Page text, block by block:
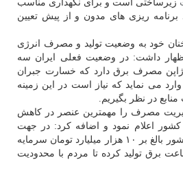
زیرساختی است و برای نگهداری مناسب
ریزی های مدون و از پیش تعیین
خود به وضعیت تولید و مصرف انرژی
داشت: در وضعیت فعلی ایران سه
دنیا و ۱۴ برابر ژاپن مصرف برق دارد كه خسارت جبران
وارد می نماید كه نیاز است در این زمینه
در نظر بگیریم.
مصرف را مهمترین عنصر در كاهش
اعلام نمود و اضافه كرد: در جهت
تامین برق در پیك بار در كشور بالغ بر ۱۰ هزار میلیارد تومان سرمایه
شده تا تنها ۳۰۰ ساعت برق تولید كرده تا مردم با محدودیت